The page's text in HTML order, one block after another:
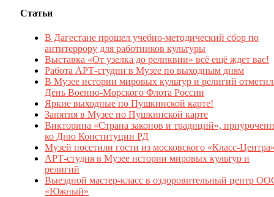
Статьи
В Дагестане прошел учебно-методический сбор по
антитеррору для работников культуры
Выставка «От узелка до реликвии» всё ещё ждет вас!
Работа АРТ-студии в Музее по выходным дням
В Музее истории мировых культур и религий
День Военно-Морского Флота России
Яркие выходные по Пушкинской карте!
Занятия в Музее по Пушкинской карте
Викторина «Страна законов и традиций»,
ко Дню Конституции РД
Музей посетили гости из московского «Класс-
АРТ-студия в Музее истории мировых культур и
религий
Выездной мастер-класс в оздоровительный центр
«Южный»